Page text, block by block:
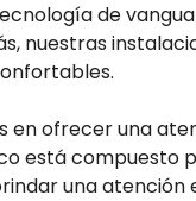
de
nuestras
en ofrecer una
está
una atención